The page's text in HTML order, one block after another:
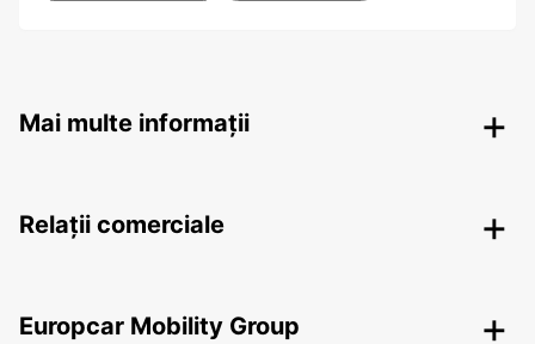
Mai multe informații
Relații comerciale
Europcar Mobility Group